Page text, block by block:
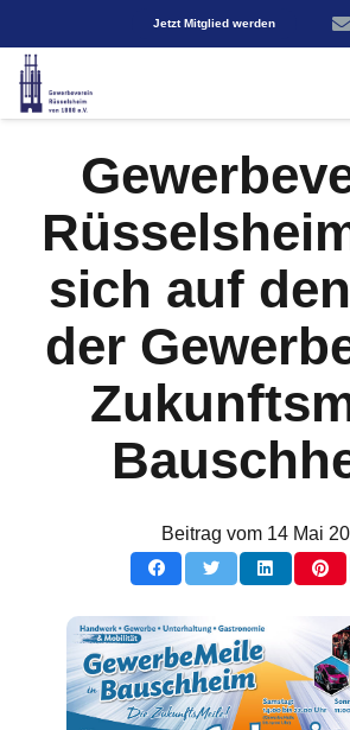
Jetzt Mitglied werden
sich auf
der
Beitrag vom 14 Mai